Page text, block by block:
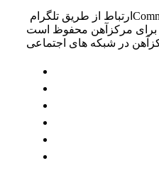
ارتباط از طریق تلگرام
برای مرکزآهن محفوظ است
در شبکه های اجتماعی